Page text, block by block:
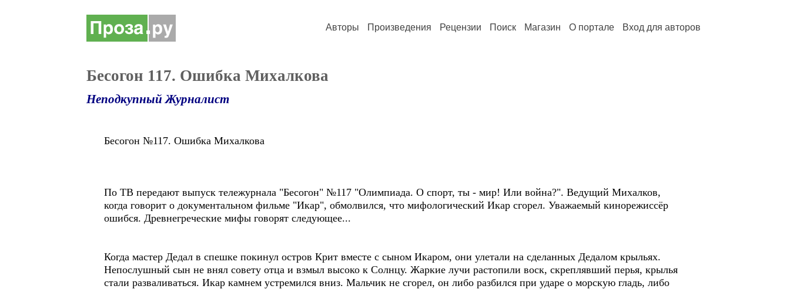
Авторы Произведения Рецензии Поиск Магазин О портале Вход для авторов
Бесогон 117. Ошибка Михалкова
Неподкупный Журналист
Бесогон №117. Ошибка Михалкова
По ТВ передают выпуск тележурнала "Бесогон" №117 "Олимпиада. О спорт, ты - мир! Или война?". Ведущий Михалков,
когда говорит о документальном фильме "Икар", обмолвился, что мифологический Икар сгорел. Уважаемый кинорежиссёр
ошибся. Древнегреческие мифы говорят следующее...
Когда мастер Дедал в спешке покинул остров Крит вместе с сыном Икаром, они улетали на сделанных Дедалом крыльях.
Непослушный сын не внял совету отца и взмыл высоко к Солнцу. Жаркие лучи растопили воск, скреплявший перья, крылья
стали разваливаться. Икар камнем устремился вниз. Мальчик не сгорел, он либо разбился при ударе о морскую гладь, либо